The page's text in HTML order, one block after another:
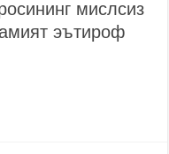
мислсиз
эътироф